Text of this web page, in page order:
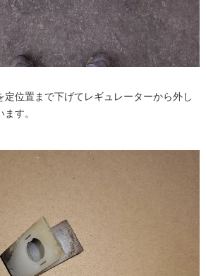
定位置まで下げてレギュレーターから外し
す。